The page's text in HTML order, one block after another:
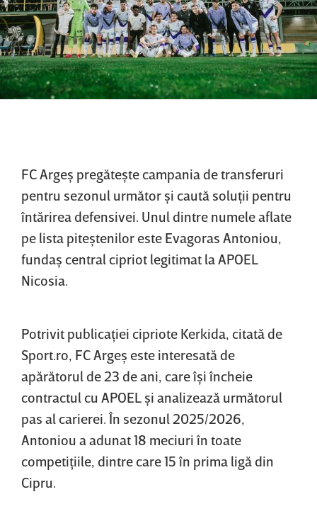
FC Argeş pregăteşte campania de transferuri
pentru sezonul următor şi caută soluţii pentru
întărirea defensivei. Unul dintre numele aflate
pe lista piteştenilor este Evagoras Antoniou,
fundaş central cipriot legitimat la APOEL
Nicosia.
Potrivit publicaţiei cipriote Kerkida, citată de
Sport.ro, FC Argeş este interesată de
apărătorul de 23 de ani, care îşi încheie
contractul cu APOEL şi analizează următorul
pas al carierei. În sezonul 2025/2026,
Antoniou a adunat 18 meciuri în toate
competiţiile, dintre care 15 în prima ligă din
Cipru.